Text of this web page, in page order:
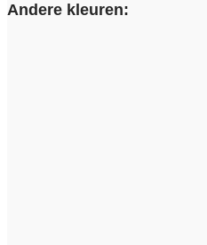
Andere kleuren: